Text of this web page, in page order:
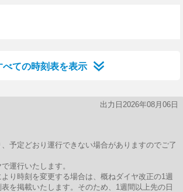
べての時刻表を表示
出力日2026年08月06日
予定どおり運行できない場合がありますのでご了
運行いたします。
り時刻を変更する場合は、概ねダイヤ改正の1週
を掲載いたします。そのため、1週間以上先の日